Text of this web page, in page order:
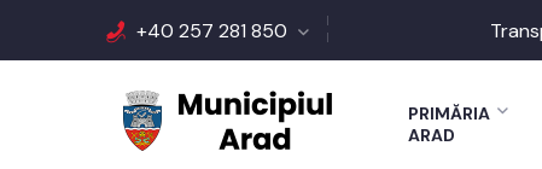
+40 257 281 850
PRIMĂRIA
ARAD